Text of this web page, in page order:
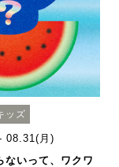
ッズ
08.31(月)
ないって、ワクワ